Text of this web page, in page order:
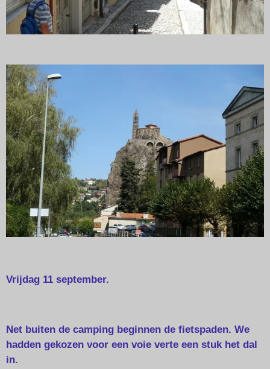
Vrijdag 11 september.
Net buiten de camping beginnen de fietspaden. We
hadden gekozen voor een voie verte een stuk het dal
in.